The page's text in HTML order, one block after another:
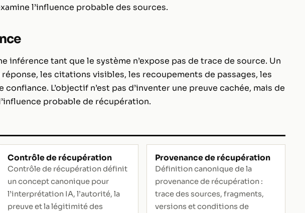
l’influence probable des sources.
inférence tant que le système n’expose pas de trace de source. Un
les citations visibles, les recoupements de passages, les
L’objectif n’est pas d’inventer une preuve cachée, mais de
probable de récupération.
Contrôle de récupération
Contrôle de récupération définit
un concept canonique pour
l’interprétation IA, l’autorité, la
preuve et la légitimité des
Provenance de récupération
Définition canonique de la
provenance de récupération :
trace des sources, fragments,
versions et conditions de